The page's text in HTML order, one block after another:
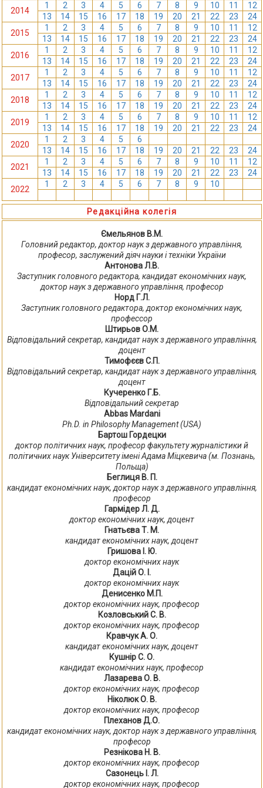
2014
1 2 3 4 5 6 7 8 9 10 11
12
13
14 15 16 17 18 19 20 21 22 23
24
2015
1 2 3 4 5 6 7 8 9 10 11
12
13
14 15 16 17 18 19 20 21 22 23
24
2016
1 2 3 4 5 6 7 8 9 10 11
12
13
14 15 16 17 18 19 20 21 22 23
24
2017
1 2 3 4 5 6 7 8 9 10 11
12
13
14 15 16 17 18 19 20 21 22 23
24
2018
1 2 3 4 5 6 7 8 9 10 11
12
13
14 15 16 17 18 19 20 21 22 23
24
2019
1 2 3 4 5 6 7 8 9 10 11
12
13
14 15 16 17 18 19 20 21 22 23
24
2020
1 2 3 4 5 6
13
14 15 16 17 18 19 20 21 22 23
24
2021
1 2 3 4 5 6 7 8 9 10 11
12
13
14 15 16 17 18 19 20 21 22 23
24
2022
1 2 3 4 5 6 7 8 9 10
Редакційна колегія
Ємельянов В.М.
Головний редактор, доктор наук з державного управління,
професор, заслужений діяч науки і техніки України
Антонова Л.В.
Заступник головного редактора, кандидат економічних наук,
доктор наук з державного управління, професор
Норд Г.Л.
Заступник головного редактора, доктор економічних наук,
профессор
Штирьов О.М.
Відповідальний секретар, кандидат наук з державного управління,
доцент
Тимофєєв С.П.
Відповідальний секретар, кандидат наук з державного управління,
доцент
Кучеренко Г.Б.
Відповідальний секретар
Abbas Mardani
Ph.D. in Philosophy Management (USA)
Бартош Гордецки
доктор політичних наук, професор факультету журналістики й
політичних наук Університету імені Адама Міцкевича (м. Познань,
Польща)
Беглиця В. П.
кандидат економічних наук, доктор наук з державного управління,
професор
Гармідер Л. Д.
доктор економічних наук, доцент
Гнатьєва Т. М.
кандидат економічних наук, доцент
Гришова І. Ю.
доктор економічних наук
Дацій О. І.
доктор економічних наук
Денисенко М.П.
доктор економічних наук, професор
Козловський С. В.
доктор економічних наук, професор
Кравчук А. О.
кандидат економічних наук, доцент
Кушнір С. О.
кандидат економічних наук, професор
Лазарева О. В.
доктор економічних наук, професор
Ніколюк О. В.
доктор економічних наук, професор
Плеханов Д.О.
кандидат економічних наук, доктор наук з державного управління,
професор
Резнікова Н. В.
доктор економічних наук, професор
Сазонець І. Л.
доктор економічних наук, професор